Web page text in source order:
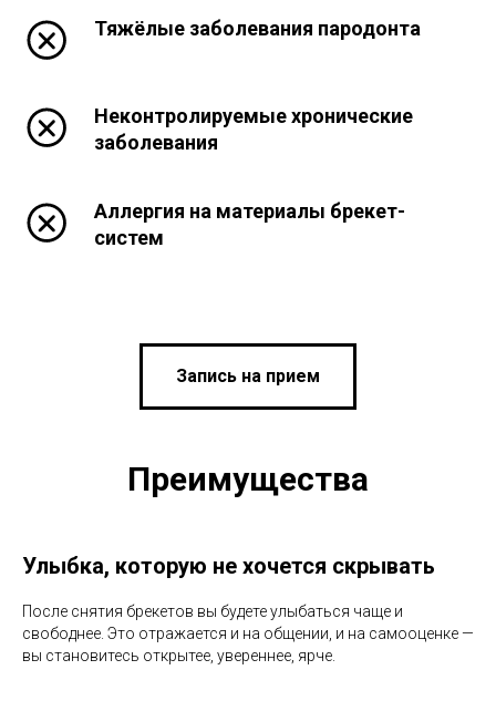
Тяжёлые заболевания пародонта
Неконтролируемые хронические
заболевания
Аллергия на материалы брекет-
систем
Запись на прием
Преимущества
Улыбка, которую не хочется скрывать
После снятия брекетов вы будете улыбаться чаще и
свободнее. Это отражается и на общении, и на самооценке —
вы становитесь открытее, увереннее, ярче.